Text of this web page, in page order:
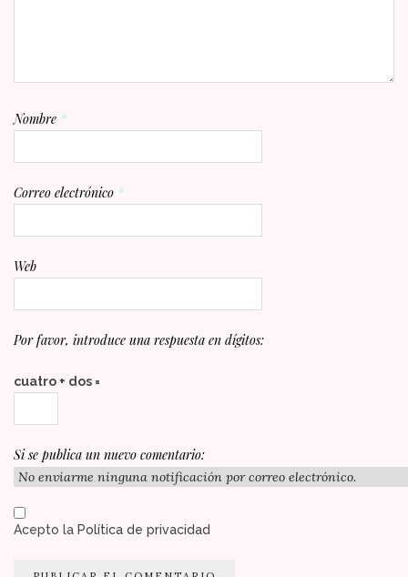
Nombre *
Correo electrónico *
Web
Por favor, introduce una respuesta en dígitos:
cuatro + dos =
Si se publica un nuevo comentario:
Acepto la Política de privacidad